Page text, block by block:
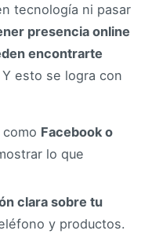
tecnología ni pasar
presencia online
encontrarte
Y esto se logra con
Facebook o
lo que
clara sobre tu
y productos.